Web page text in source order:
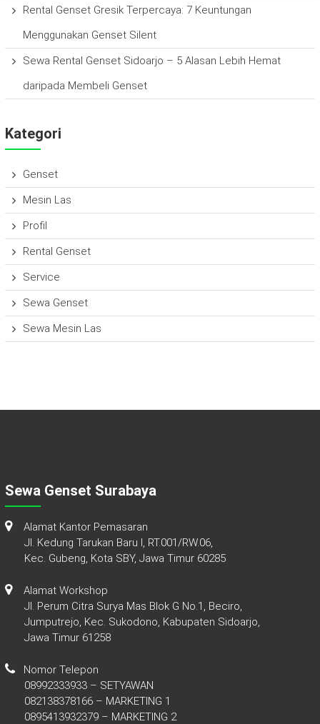
Rental Genset Gresik Terpercaya: 7 Keuntungan
Menggunakan Genset Silent
Sewa Rental Genset Sidoarjo – 5 Alasan Lebih Hemat
daripada Membeli Genset
Kategori
Genset
Mesin Las
Profil
Rental Genset
Service
Sewa Genset
Sewa Mesin Las
Sewa Genset Surabaya
Alamat Kantor Pemasaran
Jl. Kedung Tarukan Baru I, RT.001/RW.06,
Kec. Gubeng, Kota SBY, Jawa Timur 60285
Alamat Workshop
Jl. Perum Citra Surya Mas Blok G No.1, Beciro,
Jumputrejo, Kec. Sukodono, Kabupaten Sidoarjo,
Jawa Timur 61258
Nomor Telepon
08992333933 – SETYAWAN
082138378166 – MARKETING 1
0895413932379 – MARKETING 2